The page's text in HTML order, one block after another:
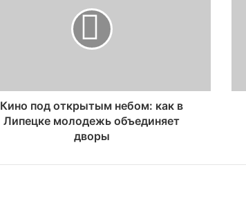
Кино под открытым небом: как в
Липецке молодежь объединяет
дворы